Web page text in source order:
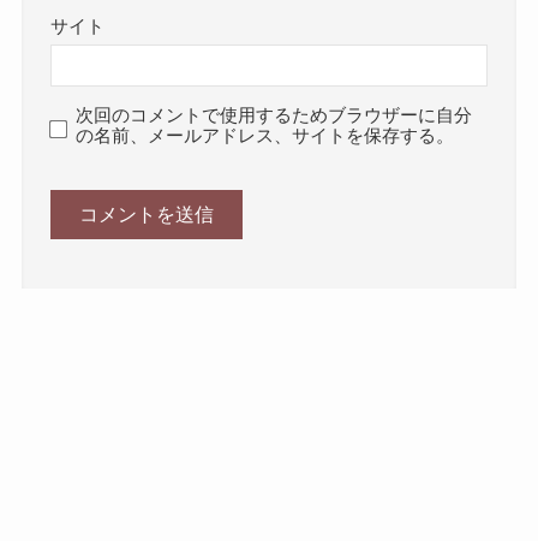
サイト
次回のコメントで使用するためブラウザーに自分
の名前、メールアドレス、サイトを保存する。